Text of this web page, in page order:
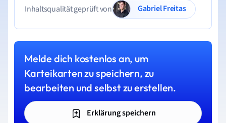
Inhaltsqualität geprüft von
Gabriel Freitas
Melde dich kostenlos an, um
Karteikarten zu speichern, zu
bearbeiten und selbst zu erstellen.
Erklärung speichern